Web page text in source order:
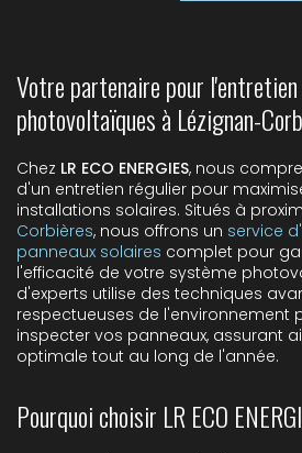
Votre partenaire pour l'entretien
photovoltaïques à Lézignan-
Chez LR ECO ENERGIES, nous
d'un entretien régulier pour
installations solaires. Situés à
Corbières, nous offrons un service
panneaux solaires complet pour
l'efficacité de votre système
d'experts utilise des techniques
respectueuses de l'environnement
inspecter vos panneaux, assurant
optimale tout au long de l'année.
Pourquoi choisir LR ECO